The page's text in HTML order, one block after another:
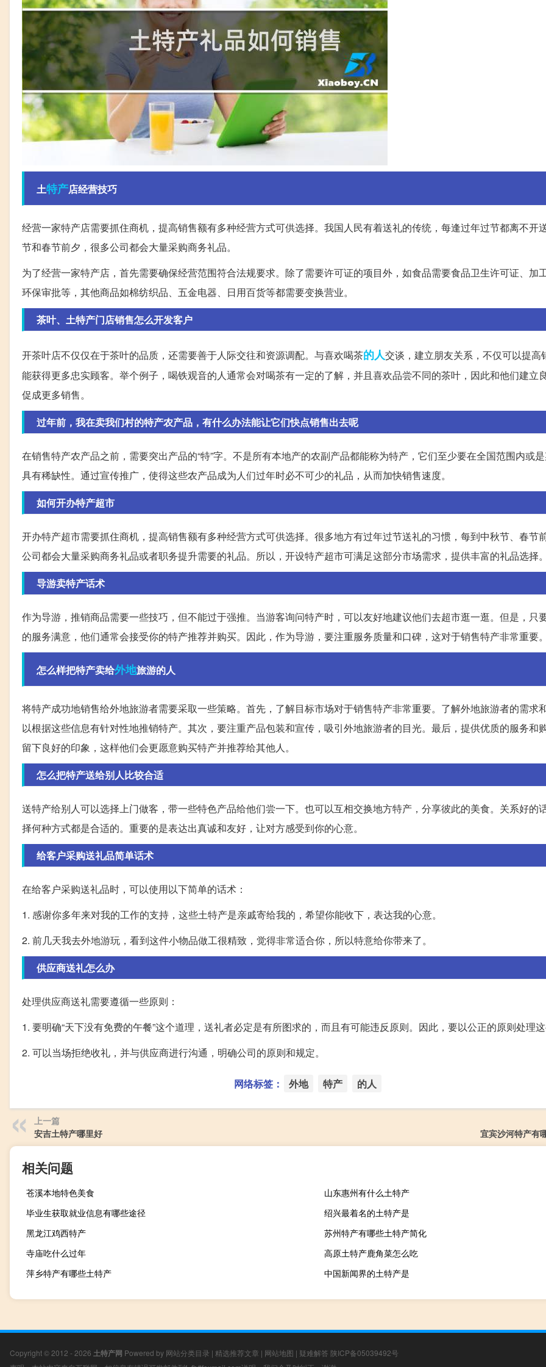
土特产店经营技巧
经营一家特产店需要抓住商机，提高销售额有多种经营方式可供选择。我国人民有着送礼的传统，每逢过年过节都离不开
节和春节前夕，很多公司都会大量采购商务礼品。
为了经营一家特产店，首先需要确保经营范围符合法规要求。除了需要许可证的项目外，如食品需要食品卫生许可证、加
环保审批等，其他商品如棉纺织品、五金电器、日用百货等都需要变换营业。
茶叶、土特产门店销售怎么开发客户
开茶叶店不仅仅在于茶叶的品质，还需要善于人际交往和资源调配。与喜欢喝茶的人交谈，建立朋友关系，不仅可以提高
能获得更多忠实顾客。举个例子，喝铁观音的人通常会对喝茶有一定的了解，并且喜欢品尝不同的茶叶，因此和他们建立
促成更多销售。
过年前，我在卖我们村的特产农产品，有什么办法能让它们快点销售出去呢
在销售特产农产品之前，需要突出产品的“特”字。不是所有本地产的农副产品都能称为特产，它们至少要在全国范围内或
具有稀缺性。通过宣传推广，使得这些农产品成为人们过年时必不可少的礼品，从而加快销售速度。
如何开办特产超市
开办特产超市需要抓住商机，提高销售额有多种经营方式可供选择。很多地方有过年过节送礼的习惯，每到中秋节、春节
公司都会大量采购商务礼品或者职务提升需要的礼品。所以，开设特产超市可满足这部分市场需求，提供丰富的礼品选择。
导游卖特产话术
作为导游，推销商品需要一些技巧，但不能过于强推。当游客询问特产时，可以友好地建议他们去超市逛一逛。但是，只
的服务满意，他们通常会接受你的特产推荐并购买。因此，作为导游，要注重服务质量和口碑，这对于销售特产非常重要。
怎么样把特产卖给外地旅游的人
将特产成功地销售给外地旅游者需要采取一些策略。首先，了解目标市场对于销售特产非常重要。了解外地旅游者的需求
以根据这些信息有针对性地推销特产。其次，要注重产品包装和宣传，吸引外地旅游者的目光。最后，提供优质的服务和
留下良好的印象，这样他们会更愿意购买特产并推荐给其他人。
怎么把特产送给别人比较合适
送特产给别人可以选择上门做客，带一些特色产品给他们尝一下。也可以互相交换地方特产，分享彼此的美食。关系好的
择何种方式都是合适的。重要的是表达出真诚和友好，让对方感受到你的心意。
给客户采购送礼品简单话术
在给客户采购送礼品时，可以使用以下简单的话术：
1. 感谢你多年来对我的工作的支持，这些土特产是亲戚寄给我的，希望你能收下，表达我的心意。
2. 前几天我去外地游玩，看到这件小物品做工很精致，觉得非常适合你，所以特意给你带来了。
供应商送礼怎么办
处理供应商送礼需要遵循一些原则：
1. 要明确“天下没有免费的午餐”这个道理，送礼者必定是有所图求的，而且有可能违反原则。因此，要以公正的原则处理这
2. 可以当场拒绝收礼，并与供应商进行沟通，明确公司的原则和规定。
网络标签： 外地 特产 的人
上一篇
安吉土特产哪里好
宜宾沙河特产有
相关问题
苍溪本地特色美食
山东惠州有什么土特产
毕业生获取就业信息有哪些途径
绍兴最着名的土特产是
黑龙江鸡西特产
苏州特产有哪些土特产简化
寺庙吃什么过年
高原土特产鹿角菜怎么吃
萍乡特产有哪些土特产
中国新闻界的土特产是
Copyright © 2012 - 2026 土特产网 Powered by 网站分类目录 | 精选推荐文章 | 网站地图 | 疑难解答 陕ICP备05039492号